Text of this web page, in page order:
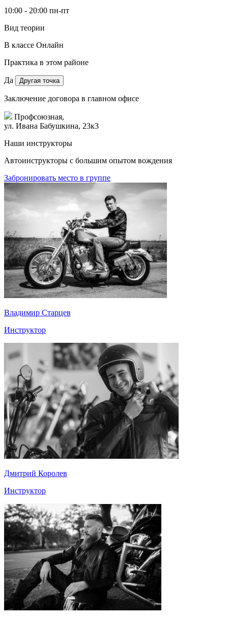
10:00 - 20:00 пн-пт
Вид теории
В классе Онлайн
Практика в этом районе
Да Другая точка
Заключение договора в главном офисе
Профсоюзная,
ул. Ивана Бабушкина, 23к3
Наши инструкторы
Автоинструкторы с большим опытом вождения
Забронировать место в группе
Владимир Старцев
Инструктор
Дмитрий Королев
Инструктор